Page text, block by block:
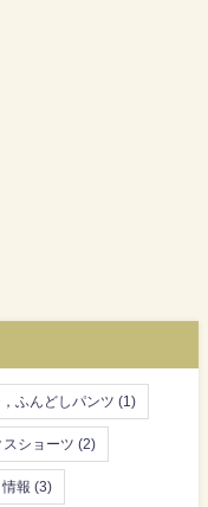
ふんどしパンツ (1)
スショーツ (2)
報 (3)